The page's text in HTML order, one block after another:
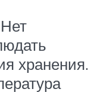
хранения.